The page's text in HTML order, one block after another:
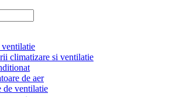
climatizare si ventilatie
de aer
de ventilatie